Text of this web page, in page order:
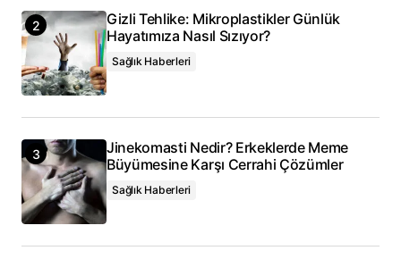
Gizli Tehlike: Mikroplastikler Günlük
Hayatımıza Nasıl Sızıyor?
Sağlık Haberleri
Jinekomasti Nedir? Erkeklerde Meme
Büyümesine Karşı Cerrahi Çözümler
Sağlık Haberleri